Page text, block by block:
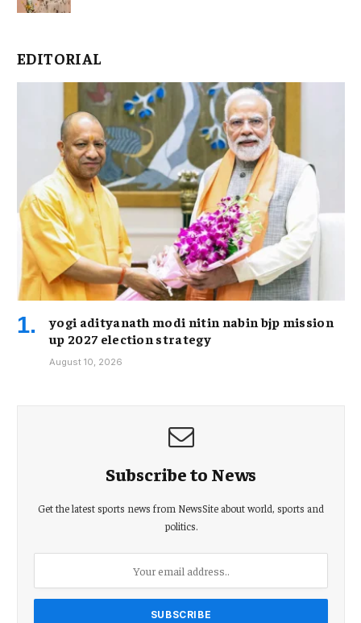
EDITORIAL
yogi adityanath modi nitin nabin bjp mission
up 2027 election strategy
August 10, 2026
Subscribe to News
Get the latest sports news from NewsSite about world, sports and
politics.